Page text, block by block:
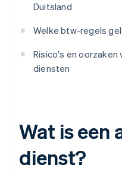
Duitsland
Welke btw-regels
Risico's en
diensten
Wat is een
dienst?